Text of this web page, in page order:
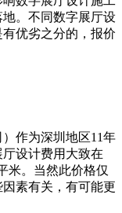
。不同数字展厅设
优劣之分的，报价
作为深圳地区11年
设计费用大致在
米。当然此价格仅
素有关，有可能更